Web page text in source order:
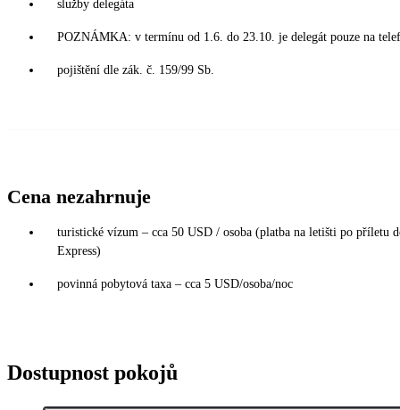
služby delegáta
POZNÁMKA: v termínu od 1.6. do 23.10. je delegát pouze na
pojištění dle zák. č. 159/99 Sb.
Cena nezahrnuje
turistické vízum – cca 50 USD / osoba (platba na letišti po příletu
Express)
povinná pobytová taxa – cca 5 USD/osoba/noc
Dostupnost pokojů